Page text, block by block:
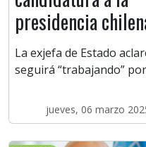
presidencia
La exjefa de Estado
seguirá “trabajando”
jueves, 06 marzo